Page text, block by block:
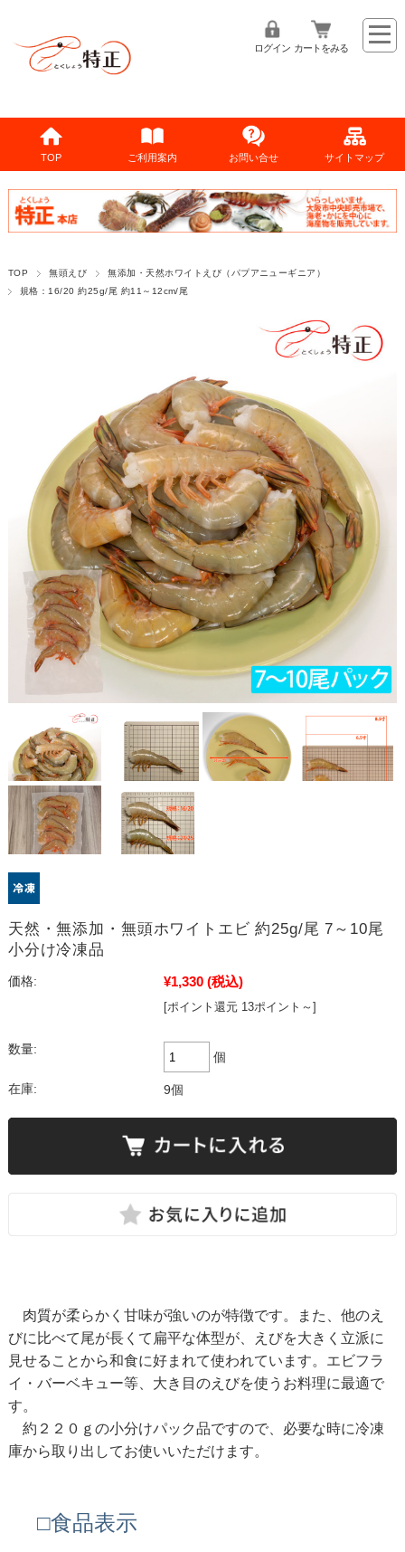
ログイン カートをみる
TOP ご利用案内 お問い合せ サイトマップ
TOP 無頭えび
無添加・天然ホワイトえび（パプアニューギニア）
規格：16/20 約25g/尾 約11～12cm/尾
天然・無添加・無頭ホワイトエビ 約25g/尾 7～10尾
小分け冷凍品
価格: ¥1,330 (税込)
[ポイント還元 13ポイント～]
数量:
個
在庫: 9個
肉質が柔らかく甘味が強いのが特徴です。また、他のえ
びに比べて尾が長くて扁平な体型が、えびを大きく立派に
見せることから和食に好まれて使われています。エビフラ
イ・バーベキュー等、大き目のえびを使うお料理に最適で
す。
約２２０ｇの小分けパック品ですので、必要な時に冷凍
庫から取り出してお使いいただけます。
□食品表示